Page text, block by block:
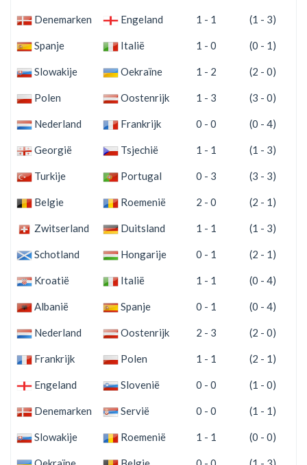
Denemarken Engeland 1 - 1 (1 - 3)
Spanje Italië 1 - 0 (0 - 1)
Slowakije Oekraïne 1 - 2 (2 - 0)
Polen Oostenrijk 1 - 3 (3 - 0)
Nederland Frankrijk 0 - 0 (0 - 4)
Georgië Tsjechië 1 - 1 (1 - 3)
Turkije Portugal 0 - 3 (3 - 3)
Belgie Roemenië 2 - 0 (2 - 1)
Zwitserland Duitsland 1 - 1 (1 - 3)
Schotland Hongarije 0 - 1 (2 - 1)
Kroatië Italië 1 - 1 (0 - 4)
Albanië Spanje 0 - 1 (0 - 4)
Nederland Oostenrijk 2 - 3 (2 - 0)
Frankrijk Polen 1 - 1 (2 - 1)
Engeland Slovenië 0 - 0 (1 - 0)
Denemarken Servië 0 - 0 (1 - 1)
Slowakije Roemenië 1 - 1 (0 - 0)